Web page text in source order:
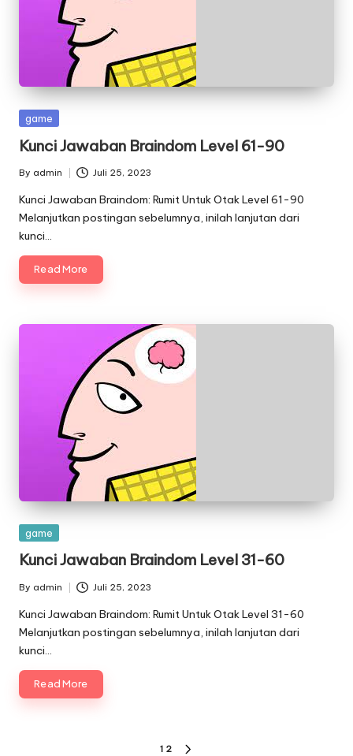
Posted
game
Kunci Jawaban Braindom Level 61-90
Posted
by
By admin Juli 25, 2023
Kunci Jawaban Braindom: Rumit Untuk Otak Level 61-90
Melanjutkan postingan sebelumnya, inilah lanjutan dari
kunci…
Read More
Posted
game
Kunci Jawaban Braindom Level 31-60
Posted
by
By admin Juli 25, 2023
Kunci Jawaban Braindom: Rumit Untuk Otak Level 31-60
Melanjutkan postingan sebelumnya, inilah lanjutan dari
kunci…
Read More
1 2